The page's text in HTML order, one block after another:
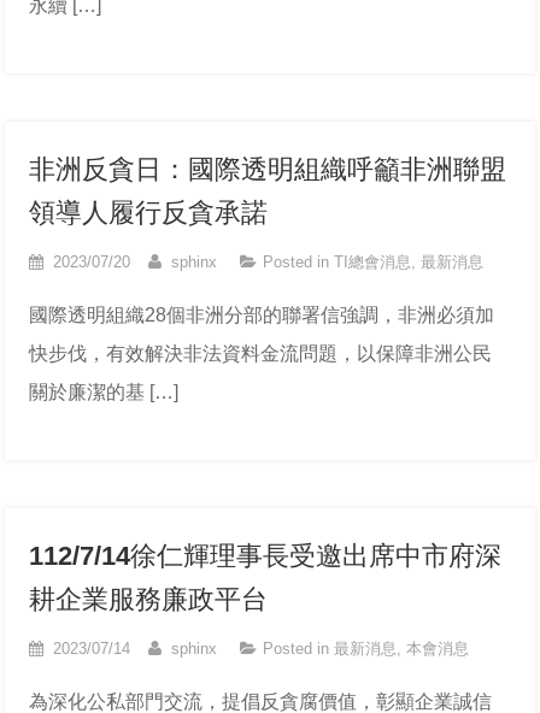
永續 […]
非洲反貪日：國際透明組織呼籲非洲聯盟
領導人履行反貪承諾
2023/07/20 sphinx Posted inTI總會消息,最新消息
國際透明組織28個非洲分部的聯署信強調，非洲必須加
快步伐，有效解決非法資料金流問題，以保障非洲公民
關於廉潔的基 […]
112/7/14徐仁輝理事長受邀出席中市府深
耕企業服務廉政平台
2023/07/14 sphinx Posted in最新消息,本會消息
為深化公私部門交流，提倡反貪腐價值，彰顯企業誠信